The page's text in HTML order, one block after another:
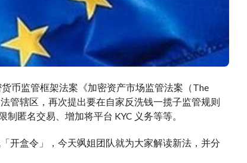
币监管框架法案《加密资产市场监管法案（The
管辖区，再次提出要在自家反洗钱一揽子监管规则
匿名交易、增加将平台 KYC 义务等等。
开盒令」，今天飒姐团队就为大家解读新法，并分